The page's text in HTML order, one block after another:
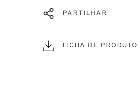
PARTILHAR
FICHA DE PRODUTO